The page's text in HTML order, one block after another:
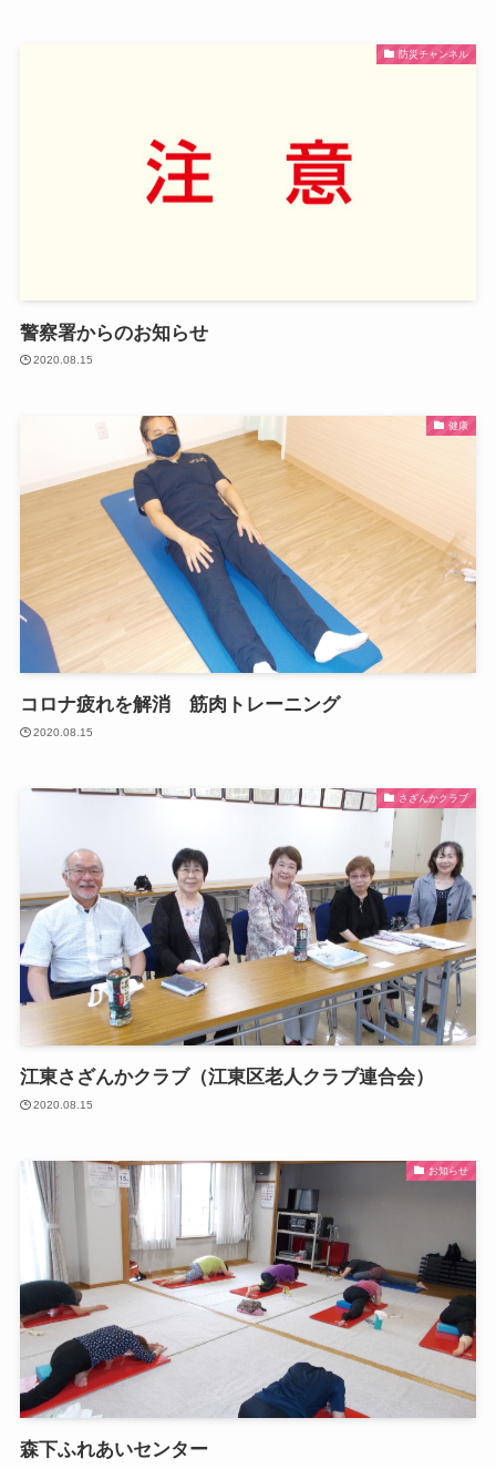
防災チャンネル
警察署からのお知らせ
2020.08.15
健康
コロナ疲れを解消 筋肉トレーニング
2020.08.15
さざんかクラブ
江東さざんかクラブ（江東区老人クラブ連合会）
2020.08.15
お知らせ
森下ふれあいセンター